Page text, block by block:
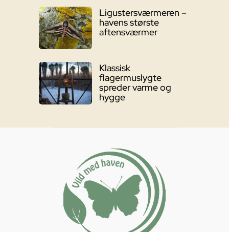
Ligustersværmeren –
havens største
aftensværmer
Klassisk
flagermuslygte
spreder varme og
hygge